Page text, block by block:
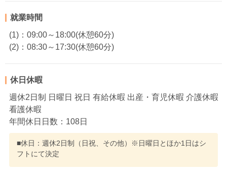
就業時間
(1)：09:00～18:00(休憩60分)
(2)：08:30～17:30(休憩60分)
休日休暇
週休2日制 日曜日 祝日 有給休暇 出産・育児休暇 介護休暇
看護休暇
年間休日日数：108日
■休日：週休2日制（日祝、その他）※日曜日とほか1日はシ
フトにて決定